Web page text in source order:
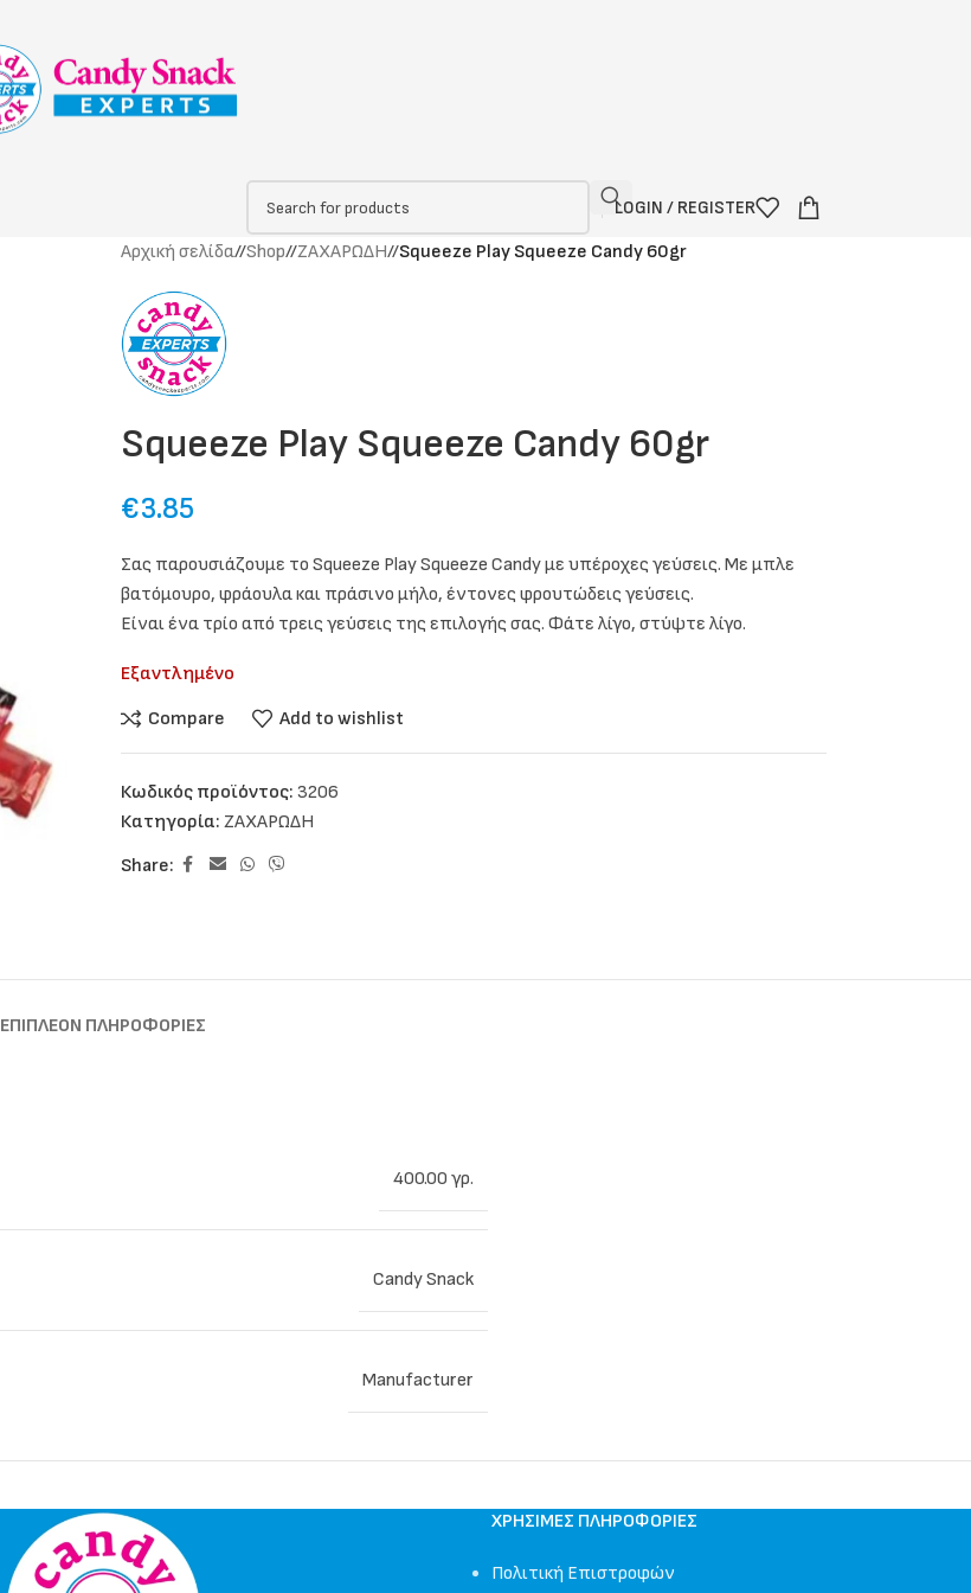
LOGIN / REGISTER
Αρχική σελίδα/ Shop/ ΖΑΧΑΡΩΔΗ/ Squeeze Play Squeeze Candy 60gr
Squeeze Play Squeeze Candy 60gr
€3.85
Σας παρουσιάζουμε το Squeeze Play Squeeze Candy με υπέροχες γεύσεις. Με μπλε
βατόμουρο, φράουλα και πράσινο μήλο, έντονες φρουτώδεις γεύσεις.
Είναι ένα τρίο από τρεις γεύσεις της επιλογής σας. Φάτε λίγο, στύψτε λίγο.
Εξαντλημένο
Compare
Add to wishlist
Κωδικός προϊόντος: 3206
Κατηγορία: ΖΑΧΑΡΩΔΗ
Share:
ΕΠΙΠΛΈΟΝ ΠΛΗΡΟΦΟΡΊΕΣ
400.00 γρ.
Candy Snack
Manufacturer
ΧΡΉΣΙΜΕΣ ΠΛΗΡΟΦΟΡΊΕΣ
Πολιτική Επιστροφών